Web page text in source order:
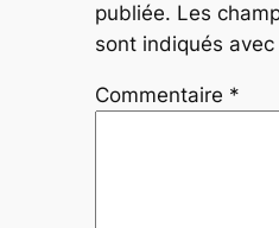
publiée. Les
sont indiqués avec
Commentaire *